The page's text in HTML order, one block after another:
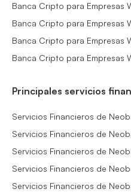
Banca Cripto para Empresas
Banca Cripto para Empresas
Banca Cripto para Empresas
Banca Cripto para Empresas
Principales servicios
Servicios Financieros de
Servicios Financieros de
Servicios Financieros de
Servicios Financieros de
Servicios Financieros de